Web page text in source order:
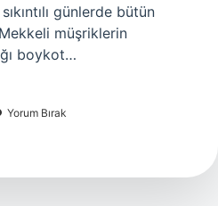
günlerde bütün
müşriklerin
boykot…
Yorum Bırak